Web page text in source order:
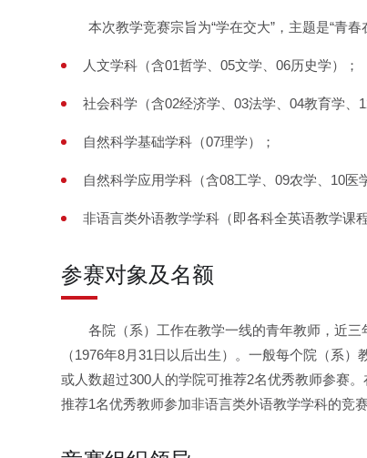
本次教学竞赛宗旨为“学在交大”，主题是“青
人文学科（含01哲学、05文学、06历史学）；
社会科学（含02经济学、03法学、04教育学、
自然科学基础学科（07理学）；
自然科学应用学科（含08工学、09农学、10医
非语言类外语教学学科（即各科全英语教学课程
参赛对象及名额
各院（系）工作在教学一线的青年教师，近
（1976年8月31日以后出生）。一般每个院（系
或人数超过300人的学院可推荐2名优秀教师参赛
推荐1名优秀教师参加非语言类外语教学学科的竞赛